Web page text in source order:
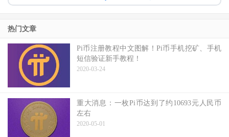
热门文章
Pi币注册教程中文图解！Pi币手机挖矿、手机
短信验证新手教程！
2020-03-24
重大消息：一枚Pi币达到了约10693元人民币
左右
2020-05-01